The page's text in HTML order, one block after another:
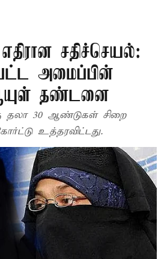
சதிச்செயல்:
அமைப்பின்
தண்டனை
தலா 30 ஆண்டுகள் சிறை
உத்தரவிட்டது.